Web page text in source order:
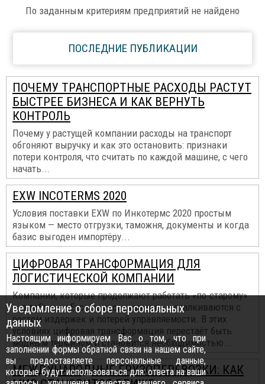
По заданным критериям предприятий не найдено
ПОСЛЕДНИЕ ПУБЛИКАЦИИ
ПОЧЕМУ ТРАНСПОРТНЫЕ РАСХОДЫ РАСТУТ
БЫСТРЕЕ БИЗНЕСА И КАК ВЕРНУТЬ
КОНТРОЛЬ
Почему у растущей компании расходы на транспорт
обгоняют выручку и как это остановить: признаки
потери контроля, что считать по каждой машине, с чего
начать...
EXW INCOTERMS 2020
Условия поставки EXW по Инкотермс 2020 простым
языком — место отгрузки, таможня, документы и когда
базис выгоден импортёру...
ЦИФРОВАЯ ТРАНСФОРМАЦИЯ ДЛЯ
ЛОГИСТИЧЕСКОЙ КОМПАНИИ
Компании, которые продолжают работать «по-старому»
— в таблицах Excel и мессенджерах — сталкиваются с
ростом издержек и потерей управляемости. В этих
условиях цифровая трансформация перестаёт быть
модным термином и становится необходимостью...
МЕЖДУНАРОДНЫЕ ГРУЗОПЕРЕВОЗКИ: КАК
Уведомление о сборе персональных
данных
Настоящим информируем Вас о том, что при
заполнении формы обратной связи на нашем сайте,
вы предоставляете персональные данные,
которые будут использоваться для: ответа на ваши